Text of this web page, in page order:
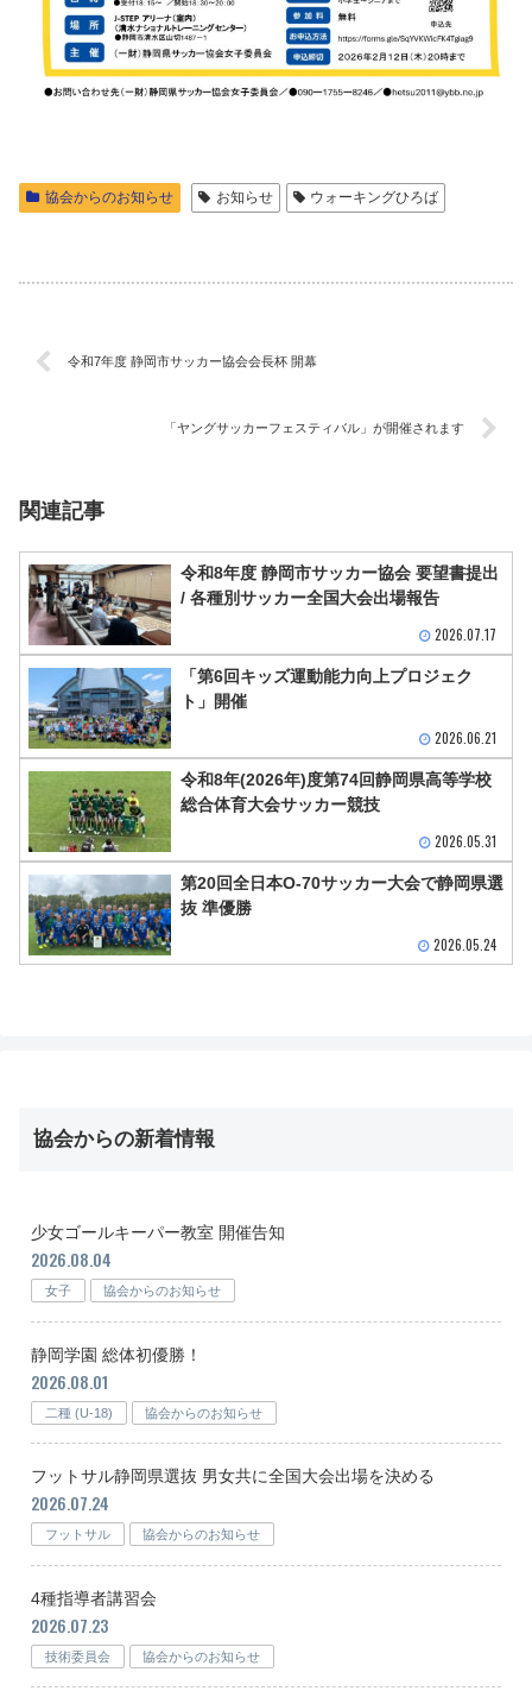
協会からのお知らせ お知らせ ウォーキングひろば
令和7年度 静岡市サッカー協会会長杯 開幕
「ヤングサッカーフェスティバル」が開催されます
関連記事
令和8年度 静岡市サッカー協会 要望書提出
/ 各種別サッカー全国大会出場報告
2026.07.17
「第6回キッズ運動能力向上プロジェク
ト」開催
2026.06.21
令和8年(2026年)度第74回静岡県高等学校
総合体育大会サッカー競技
2026.05.31
第20回全日本O-70サッカー大会で静岡県選
抜 準優勝
2026.05.24
協会からの新着情報
少女ゴールキーパー教室 開催告知
2026.08.04
女子 協会からのお知らせ
静岡学園 総体初優勝！
2026.08.01
二種 (U-18) 協会からのお知らせ
フットサル静岡県選抜 男女共に全国大会出場を決める
2026.07.24
フットサル 協会からのお知らせ
4種指導者講習会
2026.07.23
技術委員会 協会からのお知らせ